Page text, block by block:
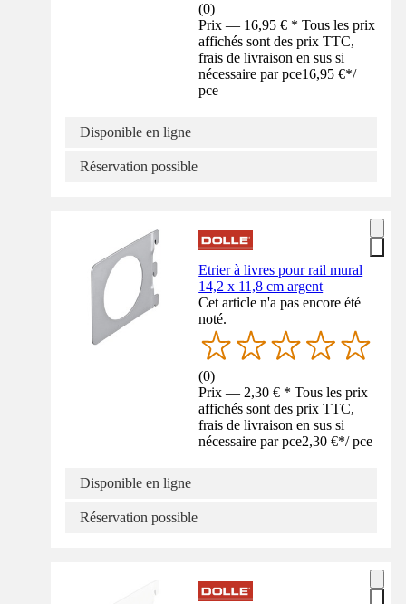
(0)
Prix — 16,95 € * Tous les prix
affichés sont des prix TTC,
frais de livraison en sus si
nécessaire par pce16,95 €*/
pce
Disponible en ligne
Réservation possible
Etrier à livres pour rail mural
14,2 x 11,8 cm argent
Cet article n'a pas encore été
noté.
(0)
Prix — 2,30 € * Tous les prix
affichés sont des prix TTC,
frais de livraison en sus si
nécessaire par pce2,30 €*/ pce
Disponible en ligne
Réservation possible